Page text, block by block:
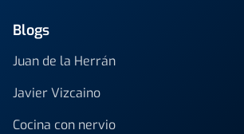
Blogs
Juan de la Herrán
Javier Vizcaino
Cocina con nervio